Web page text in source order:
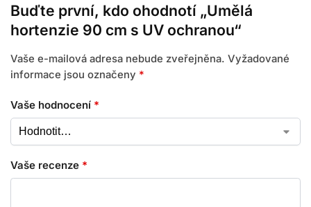
Buďte první, kdo ohodnotí „Umělá
hortenzie 90 cm s UV ochranou“
Vaše e-mailová adresa nebude zveřejněna. Vyžadované
informace jsou označeny *
Vaše hodnocení *
Vaše recenze *